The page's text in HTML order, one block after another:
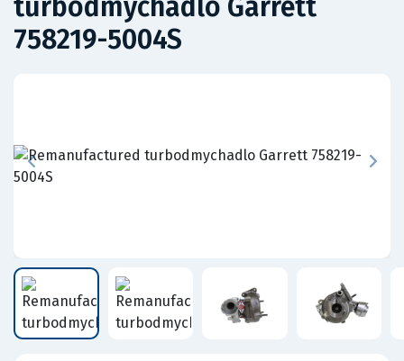
turbodmychadlo Garrett
758219-5004S